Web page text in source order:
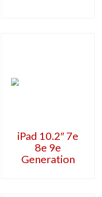
iPad 10.2″ 7e
8e 9e
Generation